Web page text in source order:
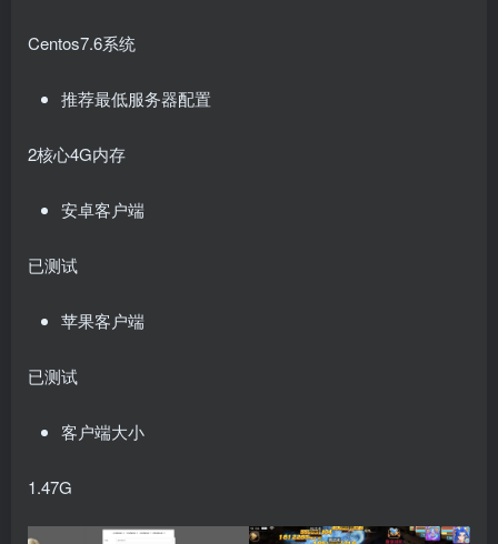
Centos7.6系统
推荐最低服务器配置
2核心4G内存
安卓客户端
已测试
苹果客户端
已测试
客户端大小
1.47G